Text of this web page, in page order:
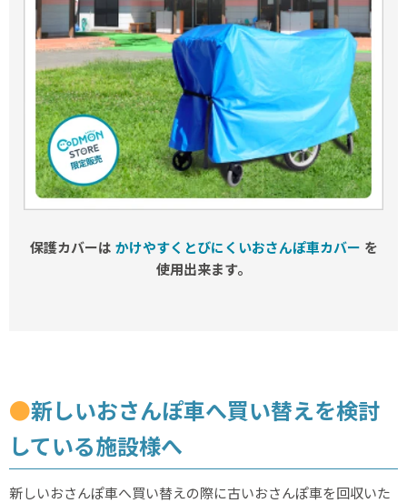
保護カバーは かけやすくとびにくいおさんぽ車カバー を
使用出来ます。
●新しいおさんぽ車へ買い替えを検討
している施設様へ
新しいおさんぽ車へ買い替えの際に古いおさんぽ車を回収いた